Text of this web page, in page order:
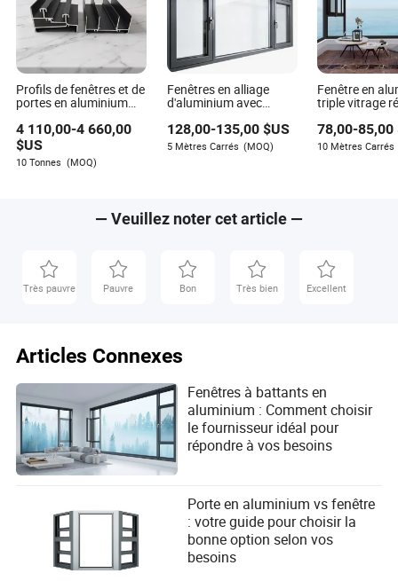
approfondie des dynamiques de l'industrie à son
travail.
Profils de fenêtres et de
portes en aluminium
de construction
4 110,00-4 660,00
$US
10 Tonnes (MOQ)
Fenêtres en alliage
d'aluminium avec
thermique
128,00-135,00$US
5 Mètres Carrés (MOQ)
Fenêtre en
triple vitrage
thermique
78,00-85,00
10 Mètres Carrés
— Veuillez noter cet article —
Très pauvre Pauvre Bon Très bien Excellent
Articles Connexes
Fenêtres à battants en
aluminium : Comment choisir
le fournisseur idéal pour
répondre à vos besoins
Porte en aluminium vs fenêtre
: votre guide pour choisir la
bonne option selon vos
besoins